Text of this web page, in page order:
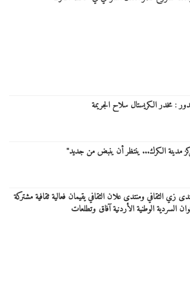
: مخدر الكريستال سلاح الجريمة
مدينة الكرك... ينتظر أن ينبض من جديد"
زي الثقافي ومنتدى علان الثقافي يقيمان فعالية ثقافية مشتركة
السردية الوطنية الأردنية آفاق وتطلعات